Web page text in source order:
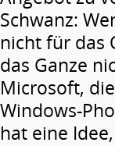
Schwanz:
nicht für das
das Ganze
Microsoft,
Windows-
hat eine